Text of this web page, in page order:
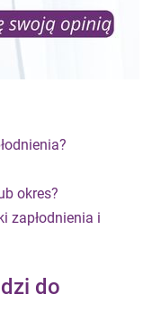
okres?
zapłodnienia i
do